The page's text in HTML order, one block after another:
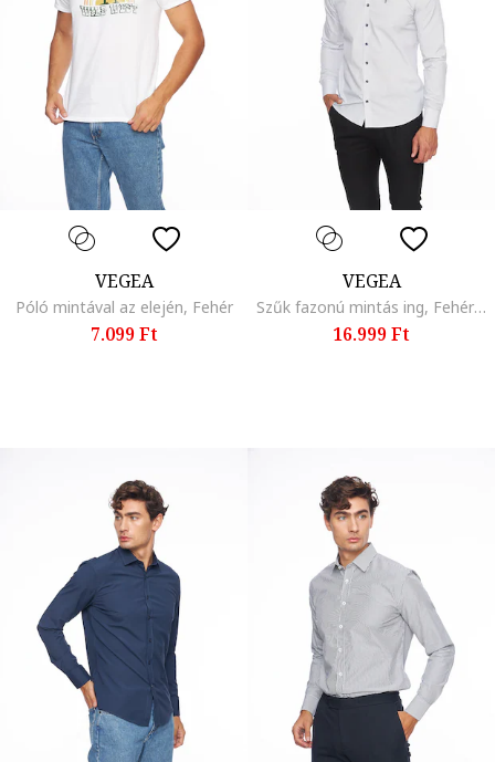
VEGEA
Póló mintával az elején, Fehér
7.099 Ft
VEGEA
Szűk fazonú mintás ing, Fehér/Kék
16.999 Ft